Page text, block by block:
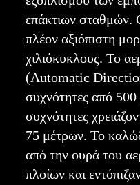
επάκτιων σταθμών.
πλέον αξιόπιστη
χιλιόκυκλους. Το
(Automatic Direction
συχνότητες από
συχνότητες
75 μέτρων. Το
από την ουρά του
πλοίων και